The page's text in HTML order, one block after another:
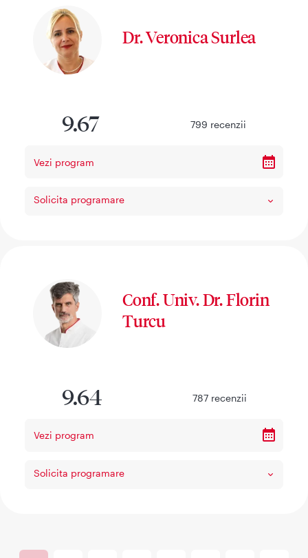
Dr. Veronica Surlea
9.67 799 recenzii
Vezi program
Solicita programare
Conf. Univ. Dr. Florin
Turcu
9.64 787recenzii
Vezi program
Solicita programare